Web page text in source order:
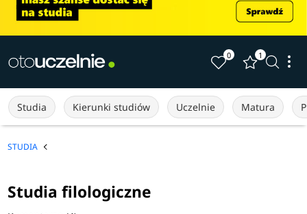
0 1
Studia Kierunki studiów Uczelnie Matura
STUDIA
Studia filologiczne